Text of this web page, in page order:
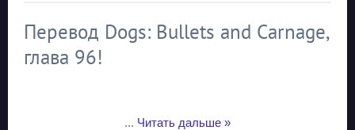
Перевод Dogs: Bullets and Carnage,
глава 96!
... Читать дальше »